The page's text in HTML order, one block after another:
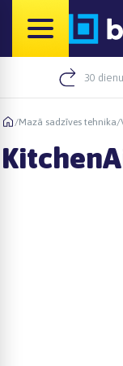
30
/Mazā sadzīves tehnika/